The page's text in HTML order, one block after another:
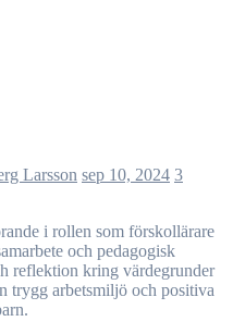
Larsson sep 10, 2024 3
och pedagogisk
reflektion kring värdegrunder
trygg arbetsmiljö och positiva